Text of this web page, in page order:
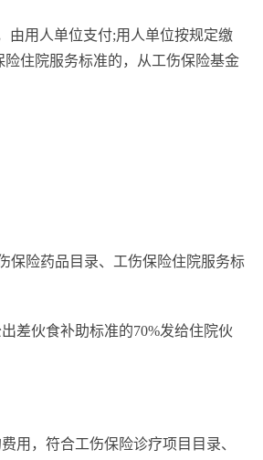
由用人单位支付;用人单位按规定缴
住院服务标准的，从工伤保险基金
保险药品目录、工伤保险住院服务标
差伙食补助标准的70%发给住院伙
用，符合工伤保险诊疗项目目录、